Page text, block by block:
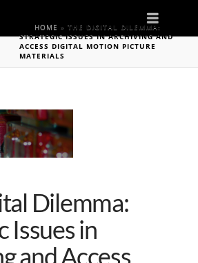
HOME » THE DIGITAL DILEMMA:
STRATEGIC ISSUES IN ARCHIVING AND
ACCESS DIGITAL MOTION PICTURE
MATERIALS
Dilemma:
Issues in
and Access